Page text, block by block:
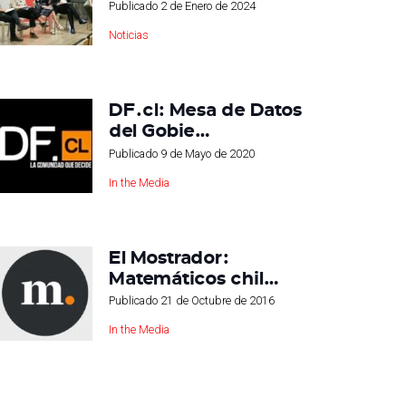
Publicado 2 de Enero de 2024
Noticias
DF.cl: Mesa de Datos
del Gobie…
Publicado 9 de Mayo de 2020
In the Media
El Mostrador:
Matemáticos chil…
Publicado 21 de Octubre de 2016
In the Media